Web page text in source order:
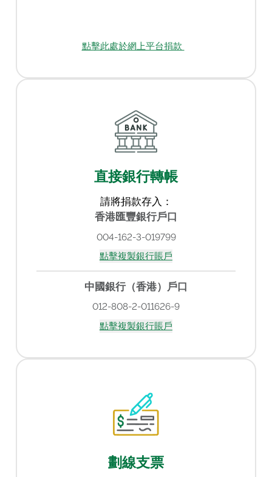
點擊此處於網上平台捐款
直接銀行轉帳
請將捐款存入：
香港匯豐銀行戶口
004-162-3-019799
點擊複製銀行賬戶
中國銀行（香港）戶口
012-808-2-011626-9
點擊複製銀行賬戶
劃線支票